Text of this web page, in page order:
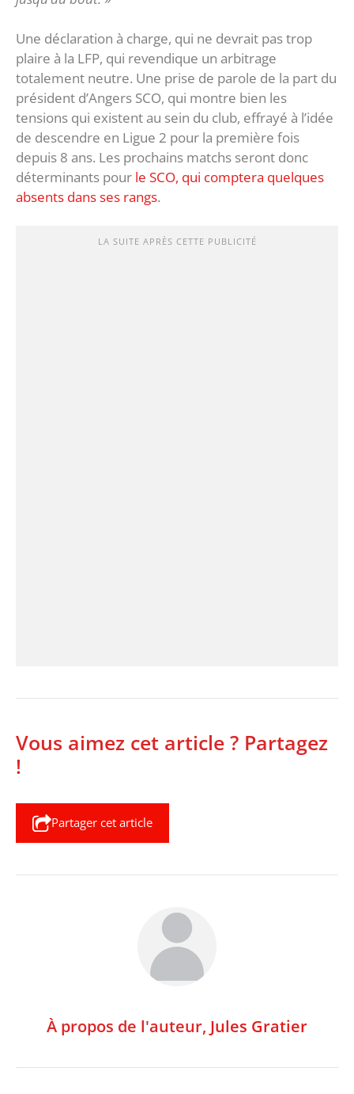
Une déclaration à charge, qui ne devrait pas trop
plaire à la LFP, qui revendique un arbitrage
totalement neutre. Une prise de parole de la part du
président d’Angers SCO, qui montre bien les
tensions qui existent au sein du club, effrayé à l’idée
de descendre en Ligue 2 pour la première fois
depuis 8 ans. Les prochains matchs seront donc
déterminants pour le SCO, qui comptera quelques
absents dans ses rangs.
LA SUITE APRÈS CETTE PUBLICITÉ
Vous aimez cet article ? Partagez
!
Partager cet article
À propos de l'auteur, Jules Gratier